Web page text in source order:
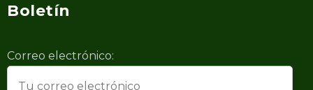
Boletín
Correo electrónico: